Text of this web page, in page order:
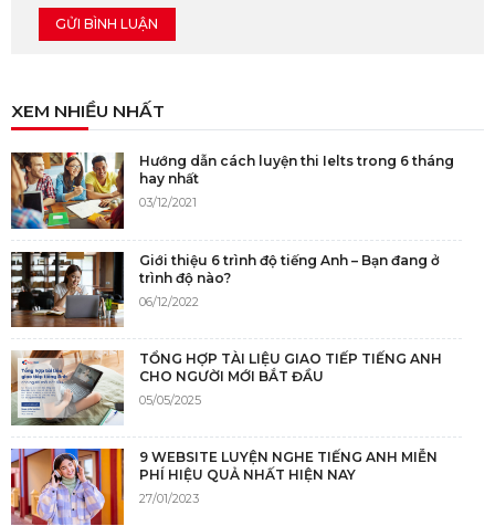
XEM NHIỀU NHẤT
Hướng dẫn cách luyện thi Ielts trong 6 tháng
hay nhất
03/12/2021
Giới thiệu 6 trình độ tiếng Anh – Bạn đang ở
trình độ nào?
06/12/2022
TỔNG HỢP TÀI LIỆU GIAO TIẾP TIẾNG ANH
CHO NGƯỜI MỚI BẮT ĐẦU
05/05/2025
9 WEBSITE LUYỆN NGHE TIẾNG ANH MIỄN
PHÍ HIỆU QUẢ NHẤT HIỆN NAY
27/01/2023